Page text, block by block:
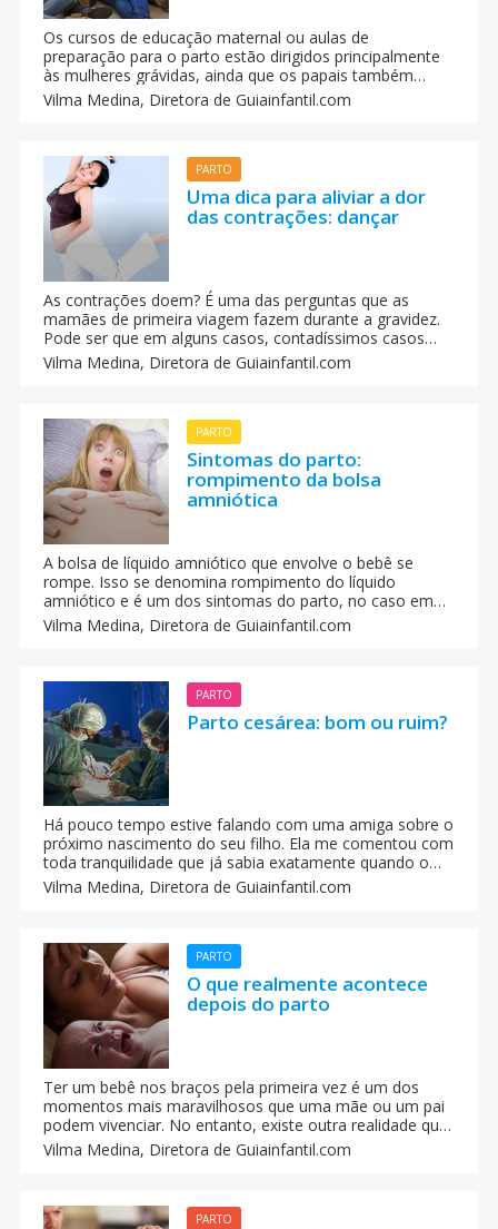
Os cursos de educação maternal ou aulas de
preparação para o parto estão dirigidos principalmente
às mulheres grávidas, ainda que os papais também
possam participar deles. Nas aulas se tratam de dar
mais informação acerca da gravidez, do parto, do
Vilma Medina, Diretora de Guiainfantil.com
PARTO
Uma dica para aliviar a dor
das contrações: dançar
As contrações doem? É uma das perguntas que as
mamães de primeira viagem fazem durante a gravidez.
Pode ser que em alguns casos, contadíssimos casos
não haja dor, mas em geral sim, as contrações doem.
Para aliviar os incômodos existem vários truques que a
deu a volta ao mundo. A ponto de dar a luz ela, junto a
uma amiga e uma enfermeira começa a dançar.
Vilma Medina, Diretora de Guiainfantil.com
PARTO
Sintomas do parto:
rompimento da bolsa
amniótica
A bolsa de líquido amniótico que envolve o bebê se
rompe. Isso se denomina rompimento do líquido
amniótico e é um dos sintomas do parto, no caso em
que a gestante tenha passado a barreira das 37
semanas de gravidez. Quando a bolsa se rompe você
Vilma Medina, Diretora de Guiainfantil.com
PARTO
Parto cesárea: bom ou ruim?
Há pouco tempo estive falando com uma amiga sobre o
próximo nascimento do seu filho. Ela me comentou com
toda tranquilidade que já sabia exatamente quando o
seu filho nasceria uma vez que uma cesárea estava
programada. A causa eu não quis perguntar, mas eu
tranquilidade, enquanto outras mulheres ficam com o
cabelo em pé só em pensar nisso.
Vilma Medina, Diretora de Guiainfantil.com
PARTO
O que realmente acontece
depois do parto
Ter um bebê nos braços pela primeira vez é um dos
momentos mais maravilhosos que uma mãe ou um pai
podem vivenciar. No entanto, existe outra realidade que
pode acontecer poucos dias depois do bebê nascer e
que pode ser devastadora para muitas mães. Isso é o
Vilma Medina, Diretora de Guiainfantil.com
PARTO